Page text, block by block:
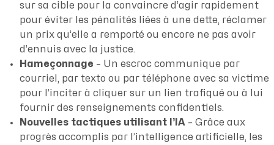
sur sa cible pour la convaincre d’agir rapidement
pour éviter les pénalités liées à une dette, réclamer
un prix qu’elle a remporté ou encore ne pas avoir
d’ennuis avec la justice.
Hameçonnage – Un escroc communique par
courriel, par texto ou par téléphone avec sa victime
pour l’inciter à cliquer sur un lien trafiqué ou à lui
fournir des renseignements confidentiels.
Nouvelles tactiques utilisant l’IA – Grâce aux
progrès accomplis par l’intelligence artificielle, les